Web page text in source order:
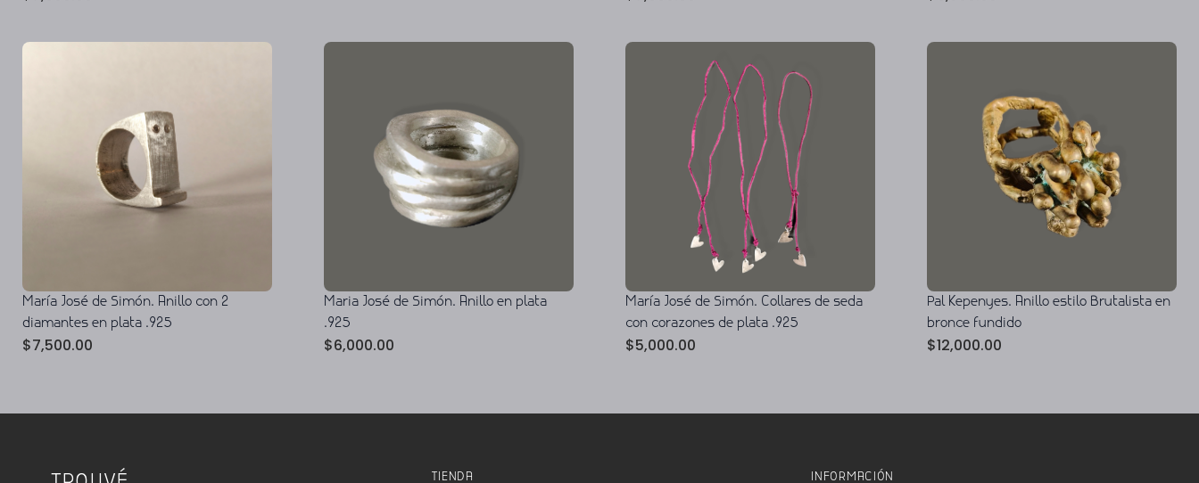
María José de Simón. Anillo con 2
diamantes en plata .925
$7,500.00
Maria José de Simón. Anillo en plata
.925
$6,000.00
María José de Simón. Collares de seda
con corazones de plata .925
$5,000.00
Pal Kepenyes. Anillo estilo Brutalista en
bronce fundido
$12,000.00
TIENDA INFORMACIÓN